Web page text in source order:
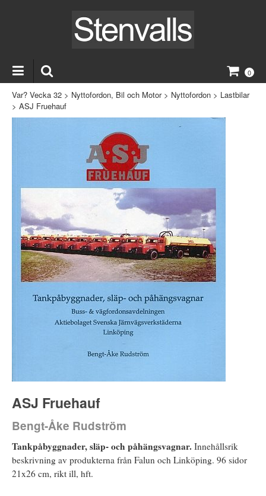
0
Var? Vecka 32 > Nyttofordon, Bil och Motor> Nyttofordon > Lastbilar
> ASJ Fruehauf
ASJ Fruehauf
Bengt-Åke Rudström
Tankpåbyggnader, släp- och påhängsvagnar. Innehållsrik
beskrivning av produkterna från Falun och Linköping. 96 sidor
21x26 cm, rikt ill, hft.